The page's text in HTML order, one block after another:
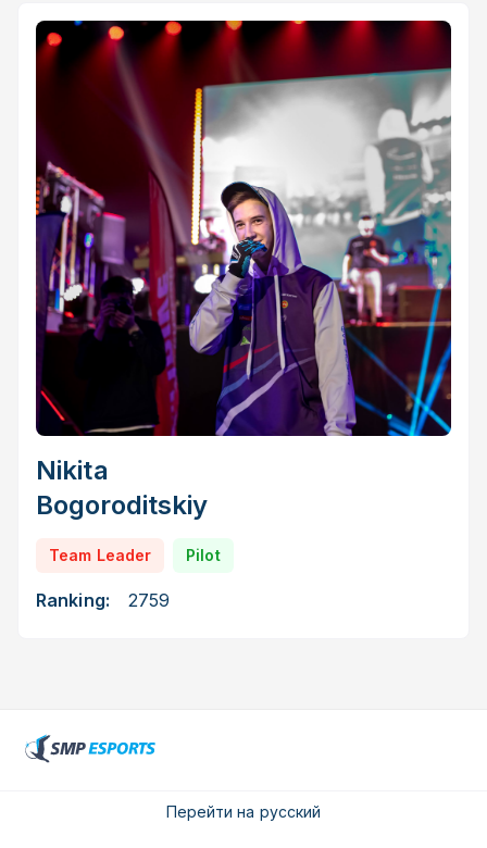
Nikita
Bogoroditskiy
Team Leader Pilot
Ranking: 2759
Перейти на русский